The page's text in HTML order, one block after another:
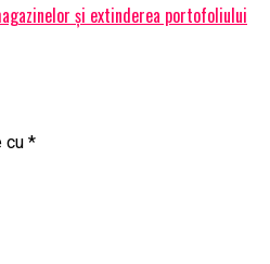
și extinderea portofoliului
cu *